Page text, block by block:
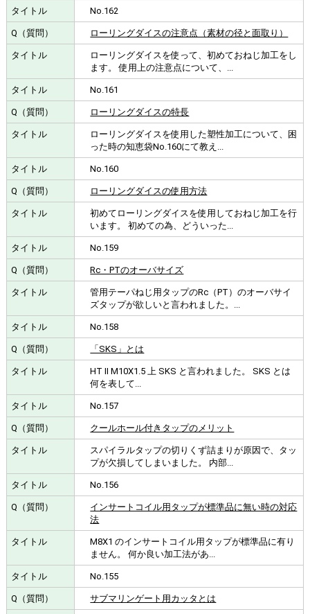
No.162
ローリングダイスの注意点（素材の径と面取り）
ローリングダイスを使って、初めておねじ加工をし
ます。 使用上の注意点について、...
No.161
ローリングダイスの特長
ローリングダイスを使用した塑性加工について、困
った時の知恵袋No.160にて教え...
No.160
ローリングダイスの使用方法
初めてローリングダイスを使用しておねじ加工を行
います。 初めての為、どういった...
No.159
Rc・PTのオーバサイズ
管用テーパねじ用タップのRc（PT）のオーバサイ
ズタップが欲しいと言われました。...
No.158
「SKS」とは
HT Ⅱ M10X1.5 上 SKS と言われました。 SKS とは
何を表して...
No.157
クールホール付きタップのメリット
スパイラルタップの切りくず詰まりが原因で、タッ
プが欠損してしまいました。 内部...
No.156
インサートコイル用タップが標準品に無い時の対応
法
M8X1 のインサートコイル用タップが標準品に有り
ません。 何か良い加工法があ...
No.155
サブマリンゲート用カッタとは